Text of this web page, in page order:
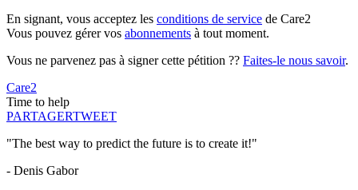
En signant, vous acceptez les conditions de service de Care2
Vous pouvez gérer vos abonnements à tout moment.
Vous ne parvenez pas à signer cette pétition ?? Faites-le nous savoir.
Care2
Time to help
PARTAGERTWEET
"The best way to predict the future is to create it!"
- Denis Gabor